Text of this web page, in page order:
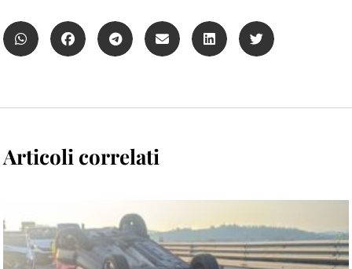
Articoli correlati